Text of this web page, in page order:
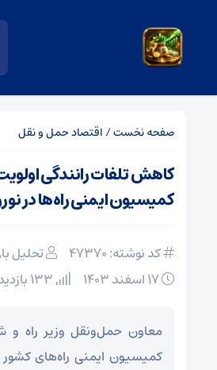
صفحه نخست/ اقتصاد حمل و نقل
کاهش تلفات رانندگی
کمیسیون ایمنی راه‌ها در نوروز
کد نوشته: 47370
تحلیل
معاون حمل‌ونقل وزیر راه و
کمیسیون ایمنی راه‌های کشور